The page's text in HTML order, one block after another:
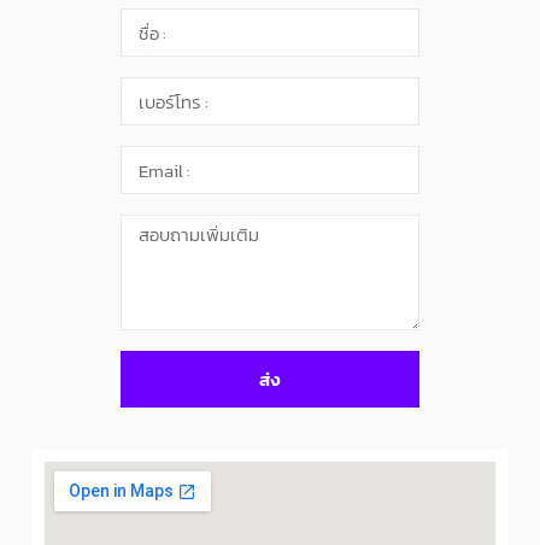
ส่ง